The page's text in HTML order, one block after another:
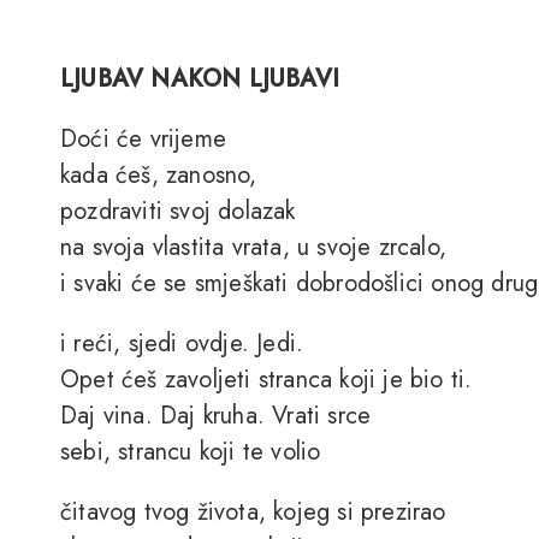
LJUBAV NAKON LJUBAVI
Doći će vrijeme
kada ćeš, zanosno,
pozdraviti svoj dolazak
na svoja vlastita vrata, u svoje zrcalo,
i svaki će se smješkati dobrodošlici onog
i reći, sjedi ovdje. Jedi.
Opet ćeš zavoljeti stranca koji je bio ti.
Daj vina. Daj kruha. Vrati srce
sebi, strancu koji te volio
čitavog tvog života, kojeg si prezirao